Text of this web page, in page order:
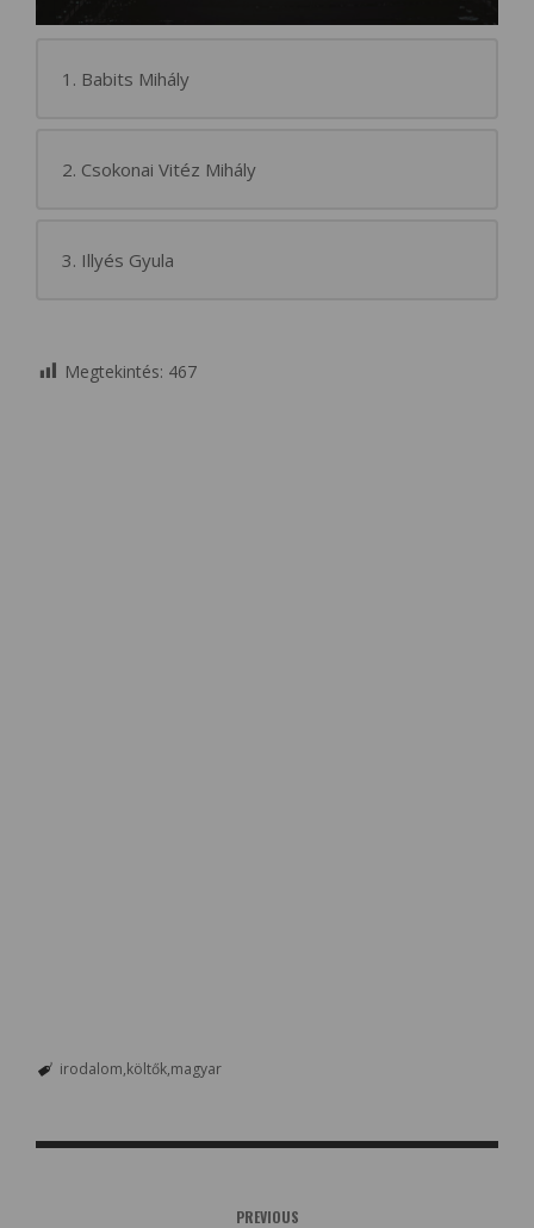
1. Babits Mihály
2. Csokonai Vitéz Mihály
3. Illyés Gyula
Megtekintés: 467
irodalom költők magyar
PREVIOUS